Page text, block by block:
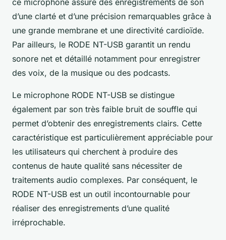
d’une clarté et d’une précision remarquables grâce à
une grande membrane et une directivité cardioïde.
Par ailleurs, le RODE NT-USB garantit un rendu
sonore net et détaillé notamment pour enregistrer
des voix, de la musique ou des podcasts.
Le microphone RODE NT-USB se distingue
également par son très faible bruit de souffle qui
permet d’obtenir des enregistrements clairs. Cette
caractéristique est particulièrement appréciable pour
les utilisateurs qui cherchent à produire des
contenus de haute qualité sans nécessiter de
traitements audio complexes. Par conséquent, le
RODE NT-USB est un outil incontournable pour
réaliser des enregistrements d’une qualité
irréprochable.